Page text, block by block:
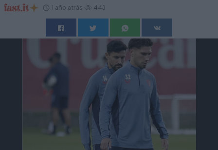
1 año atrás 443